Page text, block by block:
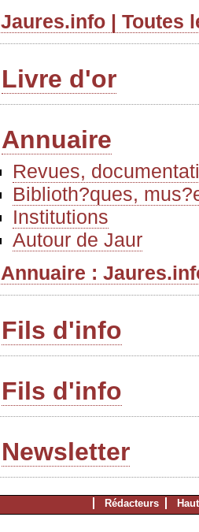
Jaures.info | Toutes
Livre d'or
Annuaire
Revues,
Biblioth?ques,
Institutions
Autour de Jaur
Annuaire :
Fils d'info
Fils d'info
Newsletter
Rédacteurs